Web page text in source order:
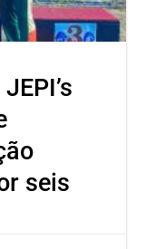
seis